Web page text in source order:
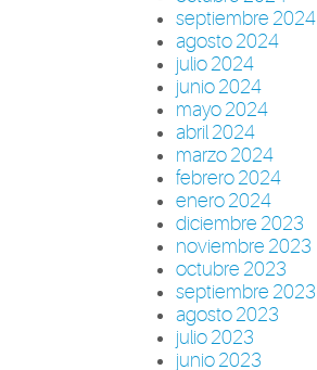
septiembre 2024
agosto 2024
julio 2024
junio 2024
mayo 2024
abril 2024
marzo 2024
febrero 2024
enero 2024
diciembre 2023
noviembre 2023
octubre 2023
septiembre 2023
agosto 2023
julio 2023
junio 2023